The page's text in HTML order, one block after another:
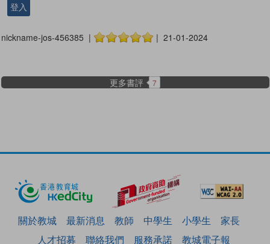
登入
nickname-jos-456385 | | 21-01-2024
更多書評 7
關於教城 最新消息 教師 中學生 小學生
家長
人才招募
聯絡我們 服務承諾 教城電子報